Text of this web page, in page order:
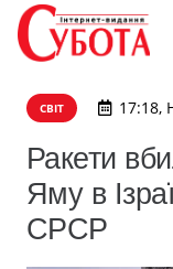
СВІТ 17:18,
Ракети
Яму в
СРСР